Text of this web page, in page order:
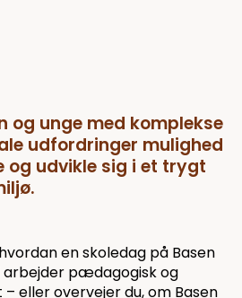
og unge med komplekse
udfordringer mulighed
udvikle sig i et trygt
en skoledag på Basen
arbejder pædagogisk og
eller overvejer du, om Basen